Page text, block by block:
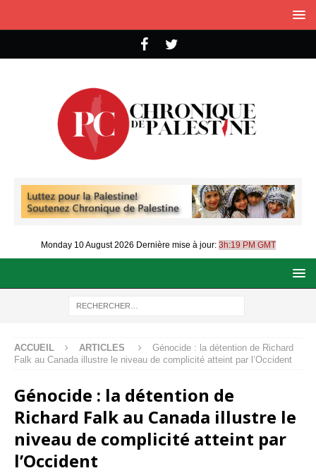
Monday 10 August 2026 Dernière mise à jour: 3h:19 PM GMT
ACCUEIL ARTICLES
Génocide : la détention de Richard
Falk au Canada illustre le niveau de complicité atteint par l’Occident
Génocide : la détention de
Richard Falk au Canada illustre le
niveau de complicité atteint par
l’Occident